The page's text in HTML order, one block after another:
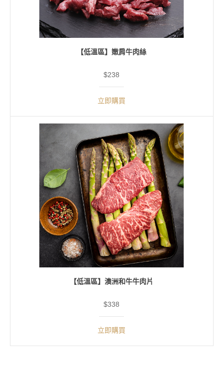
【低溫區】嫩肩牛肉絲
$238
立即購買
【低溫區】澳洲和牛牛肉片
$338
立即購買